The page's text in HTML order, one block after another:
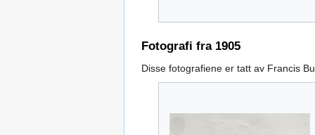
Fotografi fra 1905
Disse fotografiene er tatt av Francis